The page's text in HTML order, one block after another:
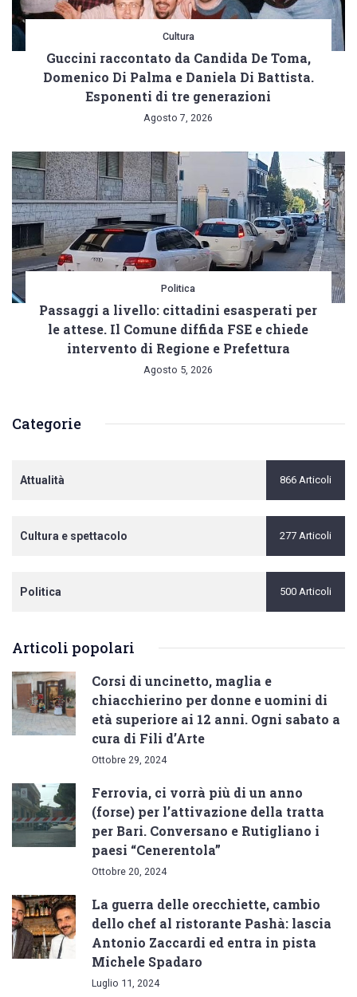
Cultura
Guccini raccontato da Candida De Toma,
Domenico Di Palma e Daniela Di Battista.
Esponenti di tre generazioni
Agosto 7, 2026
Politica
Passaggi a livello: cittadini esasperati per
le attese. Il Comune diffida FSE e chiede
intervento di Regione e Prefettura
Agosto 5, 2026
Categorie
Attualità 866 Articoli
Cultura e spettacolo 277 Articoli
Politica 500 Articoli
Articoli popolari
Corsi di uncinetto, maglia e
chiacchierino per donne e uomini di
età superiore ai 12 anni. Ogni sabato a
cura di Fili d’Arte
Ottobre 29, 2024
Ferrovia, ci vorrà più di un anno
(forse) per l’attivazione della tratta
per Bari. Conversano e Rutigliano i
paesi “Cenerentola”
Ottobre 20, 2024
La guerra delle orecchiette, cambio
dello chef al ristorante Pashà: lascia
Antonio Zaccardi ed entra in pista
Michele Spadaro
Luglio 11, 2024